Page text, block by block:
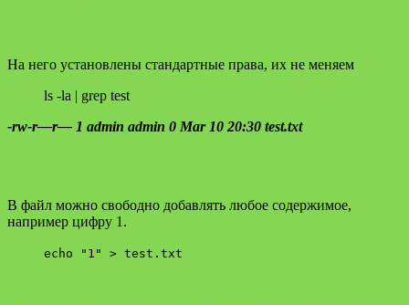
На него установлены стандартные права, их не меняем
ls -la | grep test
-rw-r—r— 1 admin admin 0 Mar 10 20:30 test.txt
В файл можно свободно добавлять любое содержимое,
например цифру 1.
echo "1" > test.txt